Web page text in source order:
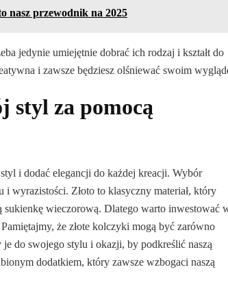
nasz przewodnik na 2025
jedynie umiejętnie dobrać ich rodzaj i kształt do
i zawsze będziesz olśniewać swoim
styl za pomocą
i dodać elegancji do każdej kreacji. Wybór
wyrazistości. Złoto to klasyczny materiał, który
sukienkę wieczorową. Dlatego warto inwestować
że złote kolczyki mogą być zarówno
do swojego stylu i okazji, by podkreślić naszą
dodatkiem, który zawsze wzbogaci naszą